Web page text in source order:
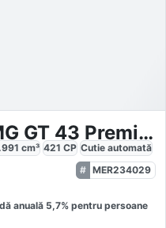
Mercedes-Benz AMG GT 43 Premium Night Burmester HA-Lenkung
cm³ 421 CP Cutie automată
MER234029
anuală 5,7% pentru persoane